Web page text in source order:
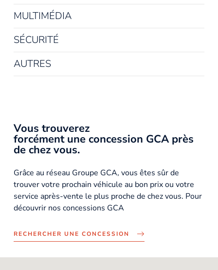
MULTIMÉDIA
SÉCURITÉ
AUTRES
Vous trouverez
forcément une concession GCA près
de chez vous.
Grâce au réseau Groupe GCA, vous êtes sûr de
trouver votre prochain véhicule au bon prix ou votre
service après-vente le plus proche de chez vous. Pour
découvrir nos concessions GCA
RECHERCHER UNE CONCESSION